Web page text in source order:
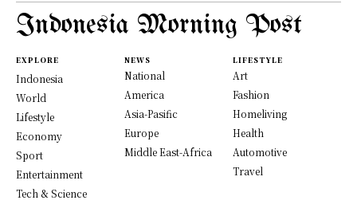
Indonesia Morning Post
EXPLORE
Indonesia
World
Lifestyle
Economy
Sport
Entertainment
Tech & Science
NEWS
National
America
Asia-Pasific
Europe
Middle East-Africa
LIFESTYLE
Art
Fashion
Homeliving
Health
Automotive
Travel